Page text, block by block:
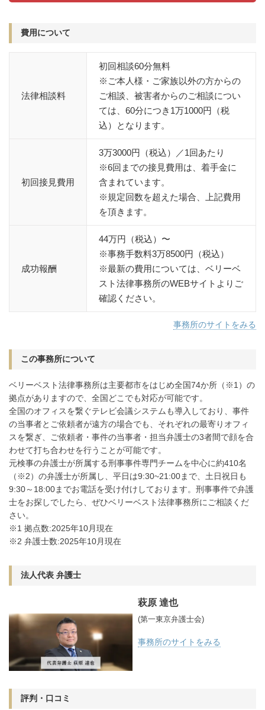
費用について
法律相談料
初回相談60分無料
※ご本人様・ご家族以外の方からの
ご相談、被害者からのご相談につい
ては、60分につき1万1000円（税
込）となります。
初回接見費用
3万3000円（税込）／1回あたり
※6回までの接見費用は、着手金に
含まれています。
※規定回数を超えた場合、上記費用
を頂きます。
成功報酬
44万円（税込）〜
※事務手数料3万8500円（税込）
※最新の費用については、ベリーベ
スト法律事務所のWEBサイトよりご
確認ください。
事務所のサイトをみる
この事務所について
ベリーベスト法律事務所は主要都市をはじめ全国74か所（※1）の
拠点がありますので、全国どこでも対応が可能です。
全国のオフィスを繋ぐテレビ会議システムも導入しており、事件
の当事者とご依頼者が遠方の場合でも、それぞれの最寄りオフィ
スを繋ぎ、ご依頼者・事件の当事者・担当弁護士の3者間で顔を合
わせて打ち合わせを行うことが可能です。
元検事の弁護士が所属する刑事事件専門チームを中心に約410名
（※2）の弁護士が所属し、平日は9:30~21:00まで、土日祝日も
9:30～18:00までお電話を受け付けしております。刑事事件で弁護
士をお探しでしたら、ぜひベリーベスト法律事務所にご相談くだ
さい。
※1 拠点数:2025年10月現在
※2 弁護士数:2025年10月現在
法人代表 弁護士
萩原 達也
(第一東京弁護士会)
事務所のサイトをみる
評判・口コミ